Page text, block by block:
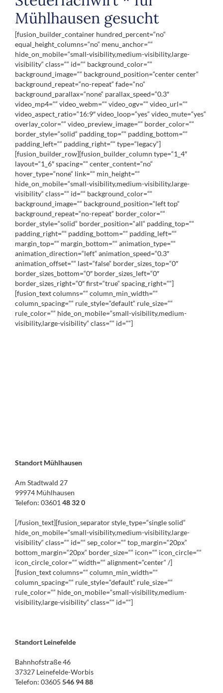
Mühlhausen gesucht
[fusion_builder_container hundred_percent=“no“
equal_height_columns=“no“ menu_anchor=““
hide_on_mobile=“small-visibility,medium-visibility,large-
visibility“ class=““ id=““ background_color=““
background_image=““ background_position=“center center“
background_repeat=“no-repeat“ fade=“no“
background_parallax=“none“ parallax_speed=“0.3″
video_mp4=““ video_webm=““ video_ogv=““ video_url=““
video_aspect_ratio=“16:9″ video_loop=“yes“ video_mute=“yes“
overlay_color=““ video_preview_image=““ border_color=““
border_style=“solid“ padding_top=““ padding_bottom=““
padding_left=““ padding_right=““ type=“legacy“]
[fusion_builder_row][fusion_builder_column type=“1_4″
layout=“1_6″ spacing=““ center_content=“no“
hover_type=“none“ link=““ min_height=““
hide_on_mobile=“small-visibility,medium-visibility,large-
visibility“ class=““ id=““ background_color=““
background_image=““ background_position=“left top“
background_repeat=“no-repeat“ border_color=““
border_style=“solid“ border_position=“all“ padding_top=““
padding_right=““ padding_bottom=““ padding_left=““
margin_top=““ margin_bottom=““ animation_type=““
animation_direction=“left“ animation_speed=“0.3″
animation_offset=““ last=“false“ border_sizes_top=“0″
border_sizes_bottom=“0″ border_sizes_left=“0″
border_sizes_right=“0″ first=“true“ spacing_right=““]
[fusion_text columns=““ column_min_width=““
column_spacing=““ rule_style=“default“ rule_size=““
rule_color=““ hide_on_mobile=“small-visibility,medium-
visibility,large-visibility“ class=““ id=““]
Standort Mühlhausen
Am Stadtwald 27
99974 Mühlhausen
Telefon: 03601 48 32 0
[/fusion_text][fusion_separator style_type=“single solid“
hide_on_mobile=“small-visibility,medium-visibility,large-
visibility“ class=““ id=““ sep_color=““ top_margin=“20px“
bottom_margin=“20px“ border_size=““ icon=““ icon_circle=““
icon_circle_color=““ width=““ alignment=“center“ /]
[fusion_text columns=““ column_min_width=““
column_spacing=““ rule_style=“default“ rule_size=““
rule_color=““ hide_on_mobile=“small-visibility,medium-
visibility,large-visibility“ class=““ id=““]
Standort Leinefelde
Bahnhofstraße 46
37327 Leinefelde-Worbis
Telefon: 03605 546 94 88